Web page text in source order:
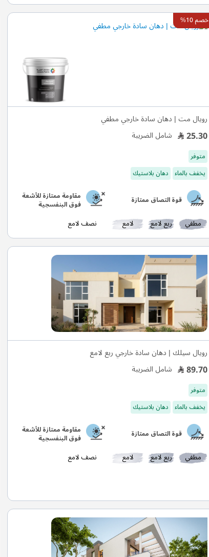
خصم 10%
رويال مت | دهان سادة خارجي مطفي
25.30 شامل الضريبة
متوفر
يخفف بالماء دهان بلاستيك
قوة التصاق ممتازة مقاومة ممتازة للأشعة
فوق البنفسجية
مطفي ربع لامع لامع نصف لامع
رويال سيلك | دهان سادة خارجي ربع لامع
89.70 شامل الضريبة
متوفر
يخفف بالماء دهان بلاستيك
قوة التصاق ممتازة مقاومة ممتازة للأشعة
فوق البنفسجية
مطفي ربع لامع لامع نصف لامع